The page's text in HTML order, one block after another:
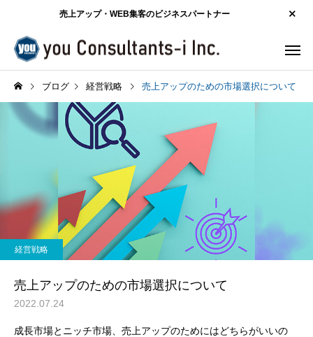
売上アップ・WEB集客のビジネスパートナー
ブログ 経営戦略 売上アップのための市場選択について
経営戦略
売上アップのための市場選択について
2022.07.24
成長市場とニッチ市場、売上アップのためにはどちらがいいの